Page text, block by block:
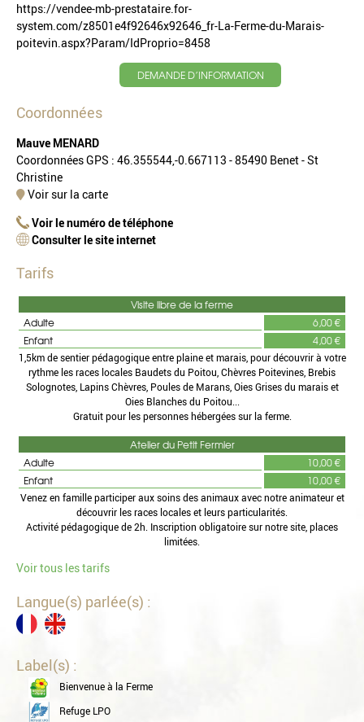
https://vendee-mb-prestataire.for-
system.com/z8501e4f92646x92646_fr-La-Ferme-du-Marais-
poitevin.aspx?Param/IdProprio=8458
DEMANDE D’INFORMATION
Coordonnées
Mauve MENARD
Coordonnées GPS : 46.355544,-0.667113 - 85490 Benet - St
Christine
Voir sur la carte
Voir le numéro de téléphone
Consulter le site internet
Tarifs
1,5km de sentier pédagogique entre plaine et marais, pour découvrir à votre
rythme les races locales Baudets du Poitou, Chèvres Poitevines, Brebis
Solognotes, Lapins Chèvres, Poules de Marans, Oies Grises du marais et
Oies Blanches du Poitou...
Gratuit pour les personnes hébergées sur la ferme.
Visite libre de la ferme
Adulte
6,00 €
Enfant
4,00 €
Venez en famille participer aux soins des animaux avec notre animateur et
découvrir les races locales et leurs particularités.
Activité pédagogique de 2h. Inscription obligatoire sur notre site, places
limitées.
Atelier du Petit Fermier
Adulte
10,00 €
Enfant
10,00 €
Voir tous les tarifs
Langue(s) parlée(s) :
Label(s) :
Bienvenue à la Ferme
Refuge LPO